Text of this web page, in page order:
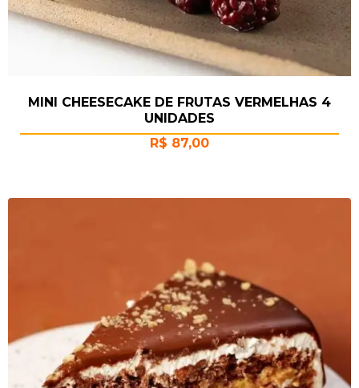
MINI CHEESECAKE DE FRUTAS VERMELHAS 4
UNIDADES
R$ 87,00